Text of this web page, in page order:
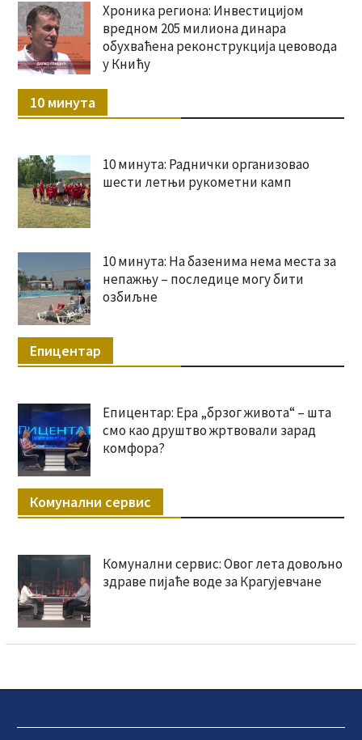
Хроника региона: Инвестицијом
вредном 205 милиона динара
обухваћена реконструкција цевовода
у Книћу
10 минута
10 минута: Раднички организовао
шести летњи рукометни камп
10 минута: На базенима нема места за
непажњу – последице могу бити
озбиљне
Епицентар
Епицентар: Ера „брзог живота“ – шта
смо као друштво жртвовали зарад
комфора?
Комунални сервис
Комунални сервис: Овог лета довољно
здраве пијаће воде за Крагујевчане